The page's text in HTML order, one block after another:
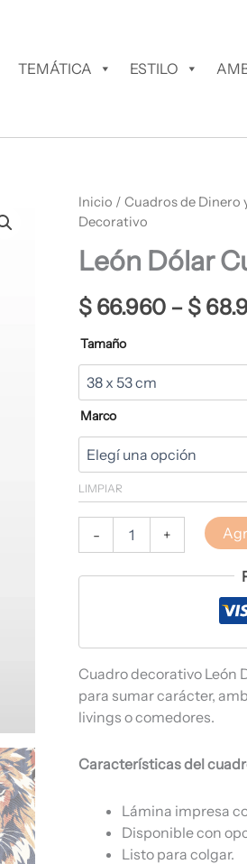
TEMÁTICA ESTILO
Inicio / Cuadros de Dinero
Decorativo
León Dólar
$ 66.960 – $
Tamaño
Marco
LIMPIAR
-
León
Dólar
Decorativo
cantidad
+
Cuadro decorativo León
para sumar carácter,
livings o comedores.
Características del
Lámina impresa
Disponible con
Listo para colgar.